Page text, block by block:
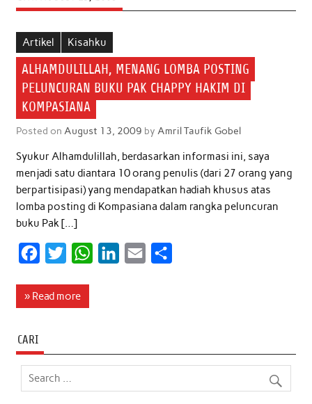
Artikel Kisahku
ALHAMDULILLAH, MENANG LOMBA POSTING
PELUNCURAN BUKU PAK CHAPPY HAKIM DI
KOMPASIANA
Posted on August 13, 2009 by Amril Taufik Gobel
Syukur Alhamdulillah, berdasarkan informasi ini, saya
menjadi satu diantara 10 orang penulis (dari 27 orang yang
berpartisipasi) yang mendapatkan hadiah khusus atas
lomba posting di Kompasiana dalam rangka peluncuran
buku Pak […]
c
o
o
i
e
W
A
d
» Read more
CARI